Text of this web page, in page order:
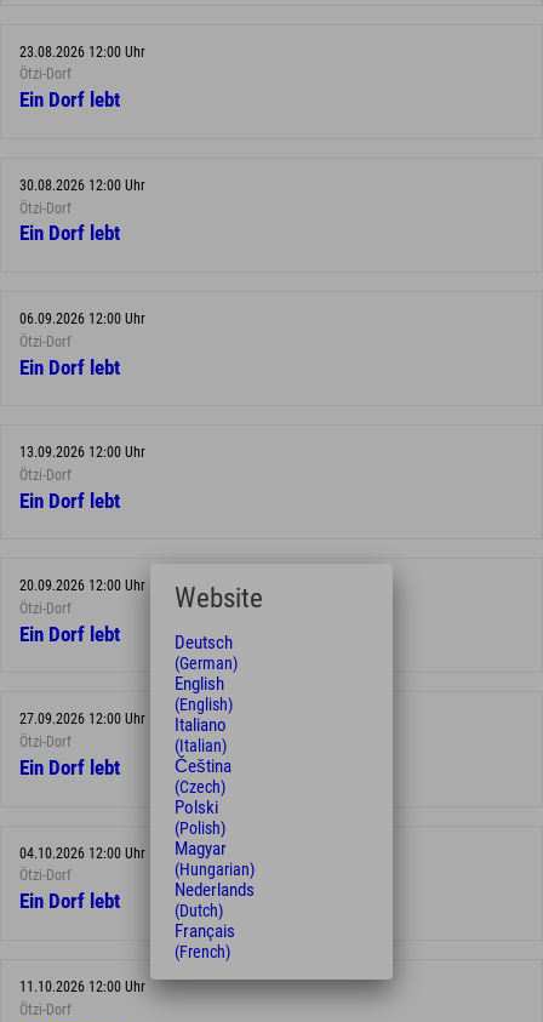
23.08.2026 12:00 Uhr
Ötzi-Dorf
Ein Dorf lebt
30.08.2026 12:00 Uhr
Ötzi-Dorf
Ein Dorf lebt
06.09.2026 12:00 Uhr
Ötzi-Dorf
Ein Dorf lebt
13.09.2026 12:00 Uhr
Ötzi-Dorf
Ein Dorf lebt
20.09.2026 12:00 Uhr
Ötzi-Dorf
Ein Dorf lebt
27.09.2026 12:00 Uhr
Ötzi-Dorf
Ein Dorf lebt
04.10.2026 12:00 Uhr
Ötzi-Dorf
Ein Dorf lebt
11.10.2026 12:00 Uhr
Ötzi-Dorf
Website
Deutsch
(German)
English
(English)
Italiano
(Italian)
Čeština
(Czech)
Polski
(Polish)
Magyar
(Hungarian)
Nederlands
(Dutch)
Français
(French)